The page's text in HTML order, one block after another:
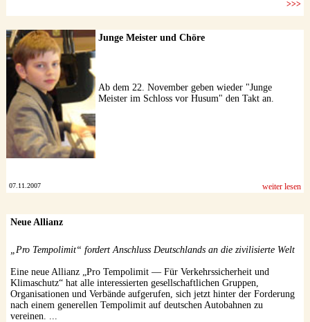
Junge Meister und Chöre
Ab dem 22. November geben wieder "Junge
Meister im Schloss vor Husum" den Takt an.
07.11.2007 weiter lesen
Neue Allianz
„Pro Tempolimit“ fordert Anschluss Deutschlands an die zivilisierte Welt
Eine neue Allianz „Pro Tempolimit — Für Verkehrssicherheit und
Klimaschutz“ hat alle interessierten gesellschaftlichen Gruppen,
Organisationen und Verbände aufgerufen, sich jetzt hinter der Forderung
nach einem generellen Tempolimit auf deutschen Autobahnen zu
vereinen. ...